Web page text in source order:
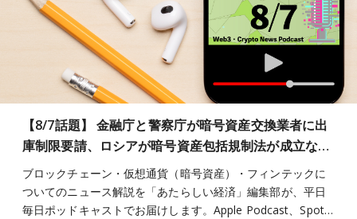
【8/7話題】 金融庁と警察庁が暗号資産交換業者に出
庫制限要請、ロシアが暗号資産包括規制法が成立な…
ブロックチェーン・仮想通貨（暗号資産）・フィンテックに
ついてのニュース解説を「あたらしい経済」編集部が、平日
毎日ポッドキャストでお届けします。Apple Podcast、Spot…